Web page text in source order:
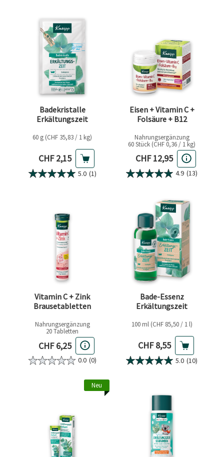
Badekristalle
Erkältungszeit
60 g (CHF 35,83 / 1 kg)
Aktueller Preis
CHF 2,15
5.0 (1)
Eisen + Vitamin C +
Folsäure + B12
Nahrungsergänzung
60 Stück (CHF 0,36 / 1 kg)
Aktueller Preis
CHF 12,95
4.9 (13)
Vitamin C + Zink
Brausetabletten
Nahrungsergänzung
20 Tabletten
Aktueller Preis
CHF 6,25
0.0 (0)
Bade-Essenz
Erkältungszeit
100 ml (CHF 85,50 / 1 l)
Aktueller Preis
CHF 8,55
5.0 (10)
Neu